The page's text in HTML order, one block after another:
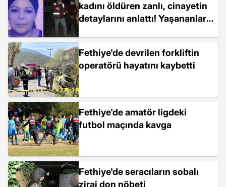
kadını öldüren zanlı, cinayetin
detaylarını anlattı! Yaşananları
Fethiye'de devrilen forkliftin
operatörü hayatını kaybetti
Fethiye'de amatör ligdeki
futbol maçında kavga
Fethiye'de seracıların sobalı
zirai don nöbeti